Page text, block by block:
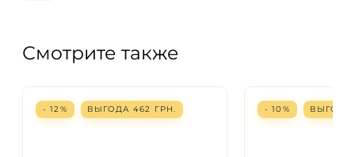
Смотрите также
- 12% ВЫГОДА 462 ГРН. - 10% ВЫГОДА